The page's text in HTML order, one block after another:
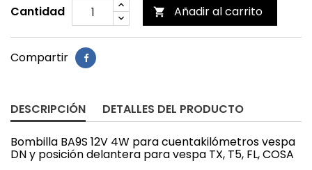
Cantidad
 Añadir al carrito
Compartir
DESCRIPCIÓN DETALLES DEL PRODUCTO
Bombilla BA9S 12V 4W para cuentakilómetros vespa
DN y posición delantera para vespa TX, T5, FL, COSA